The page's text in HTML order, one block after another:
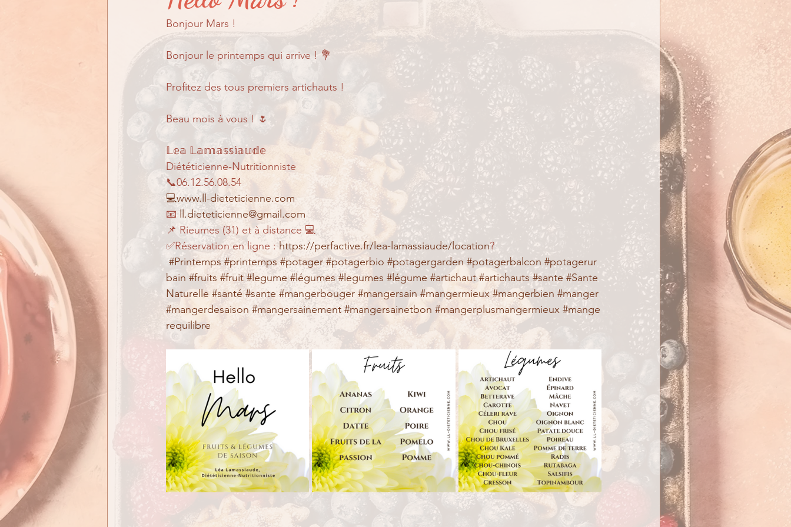
En quoi puis-je vous aider ?
Bonjour Mars !
Bonjour le printemps qui arrive ! 💐
Profitez des tous premiers artichauts !
Beau mois à vous ! 🌷
𝕃𝕖𝕒 𝕃𝕒𝕞𝕒𝕤𝕤𝕚𝕒𝕦𝕕𝕖
Diététicienne-Nutritionniste
📞06.12.56.08.54
💻www.ll-dieteticienne.com
📧
ll.dieteticienne@gmail.com
📌 Rieumes (31) et à distance 💻
✅Réservation en ligne : https://perfactive.fr/lea-lamassiaude/location?
#Printemps #printemps #potager #potagerbio #potagergarden #potagerbalcon #potagerur
bain #fruits #fruit #legume #légumes #legumes #légume #artichaut #artichauts #sante #Sante
Naturelle #santé #sante #mangerbouger #mangersain #mangermieux #mangerbien #manger
#mangerdesaison #mangersainement #mangersainetbon #mangerplusmangermieux #mange
requilibre